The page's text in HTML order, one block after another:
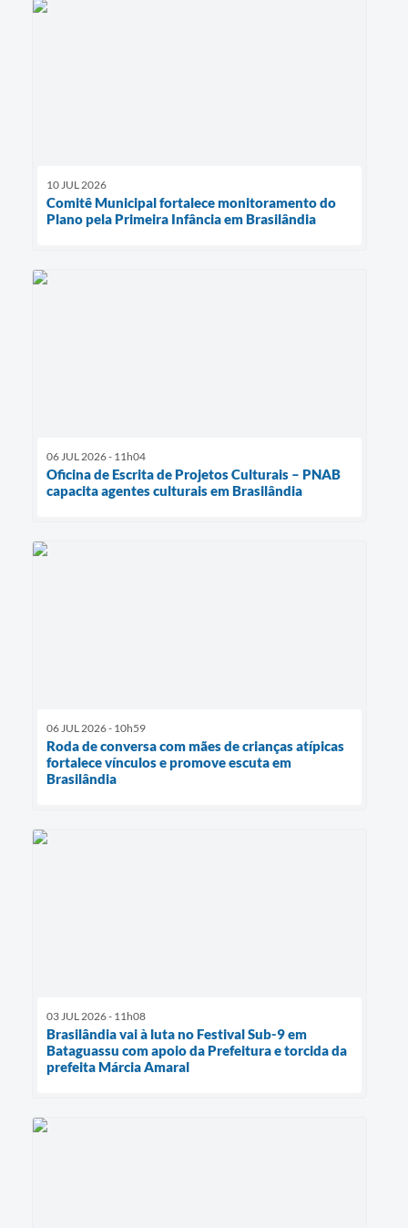
10 JUL 2026
Comitê Municipal fortalece monitoramento do
Plano pela Primeira Infância em Brasilândia
06 JUL 2026 - 11h04
Oficina de Escrita de Projetos Culturais – PNAB
capacita agentes culturais em Brasilândia
06 JUL 2026 - 10h59
Roda de conversa com mães de crianças atípicas
fortalece vínculos e promove escuta em
Brasilândia
03 JUL 2026 - 11h08
Brasilândia vai à luta no Festival Sub-9 em
Bataguassu com apoio da Prefeitura e torcida da
prefeita Márcia Amaral